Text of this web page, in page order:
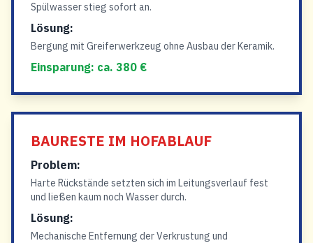
Spülwasser stieg sofort an.
Lösung:
Bergung mit Greiferwerkzeug ohne Ausbau der Keramik.
Einsparung: ca. 380 €
BAURESTE IM HOFABLAUF
Problem:
Harte Rückstände setzten sich im Leitungsverlauf fest
und ließen kaum noch Wasser durch.
Lösung:
Mechanische Entfernung der Verkrustung und